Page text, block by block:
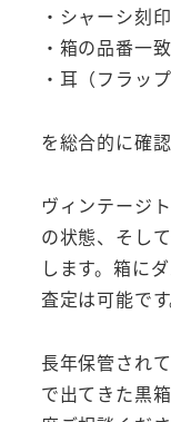
・シャーシ刻
・箱の品番一
・耳（フラッ
を総合的に確
ヴィンテージ
の状態、そし
します。箱に
査定は可能です
長年保管され
で出てきた黒